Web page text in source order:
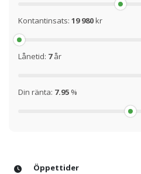
Kontantinsats: 19 980kr
Lånetid: 7år
Din ränta: 7.95 %
Öppettider